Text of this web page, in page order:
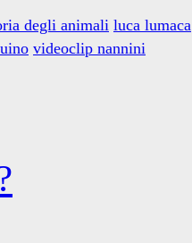
degli animali luca lumaca
videoclip nannini